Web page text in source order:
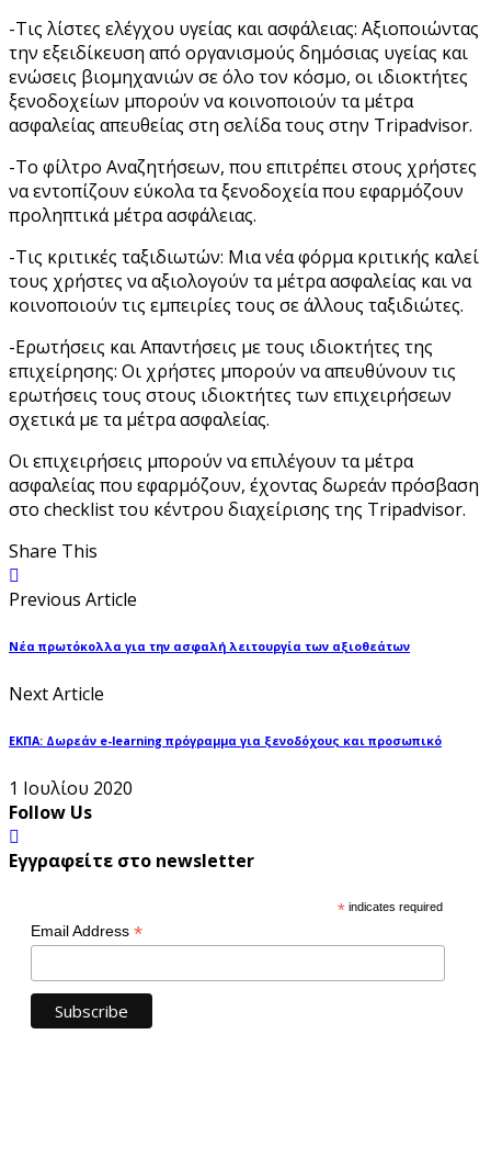
-Τις λίστες ελέγχου υγείας και ασφάλειας: Αξιοποιώντας
την εξειδίκευση από οργανισμούς δημόσιας υγείας και
ενώσεις βιομηχανιών σε όλο τον κόσμο, οι ιδιοκτήτες
ξενοδοχείων μπορούν να κοινοποιούν τα μέτρα
ασφαλείας απευθείας στη σελίδα τους στην Tripadvisor.
-Το φίλτρο Αναζητήσεων, που επιτρέπει στους χρήστες
να εντοπίζουν εύκολα τα ξενοδοχεία που εφαρμόζουν
προληπτικά μέτρα ασφάλειας.
-Τις κριτικές ταξιδιωτών: Μια νέα φόρμα κριτικής καλεί
τους χρήστες να αξιολογούν τα μέτρα ασφαλείας και να
κοινοποιούν τις εμπειρίες τους σε άλλους ταξιδιώτες.
-Ερωτήσεις και Απαντήσεις με τους ιδιοκτήτες της
επιχείρησης: Οι χρήστες μπορούν να απευθύνουν τις
ερωτήσεις τους στους ιδιοκτήτες των επιχειρήσεων
σχετικά με τα μέτρα ασφαλείας.
Οι επιχειρήσεις μπορούν να επιλέγουν τα μέτρα
ασφαλείας που εφαρμόζουν, έχοντας δωρεάν πρόσβαση
στο checklist του κέντρου διαχείρισης της Tripadvisor.
Share This
Previous Article
Νέα πρωτόκολλα για την ασφαλή λειτουργία των αξιοθεάτων
Next Article
ΕΚΠΑ: Δωρεάν e-learning πρόγραμμα για ξενοδόχους και προσωπικό
1 Ιουλίου 2020
Follow Us
Εγγραφείτε στο newsletter
* indicates required
Email Address *